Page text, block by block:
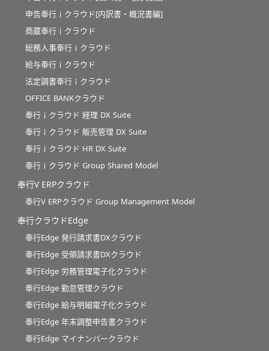
申告奉行ｉクラウド[内訳書・概況書編]
商蔵奉行ｉクラウド
総務人事奉行ｉクラウド
給与奉行ｉクラウド
法定調書奉行ｉクラウド
OFFICE BANKクラウド
奉行ｉクラウド 経理 DX Suite
奉行ｉクラウド 販売管理 DX Suite
奉行ｉクラウド HR DX Suite
奉行ｉクラウド Group Shared Model
奉行V ERPクラウド
奉行V ERPクラウド Group Management Model
奉行クラウドEdge
奉行Edge 発行請求書DXクラウド
奉行Edge 受領請求書DXクラウド
奉行Edge 労務管理電子化クラウド
奉行Edge 勤怠管理クラウド
奉行Edge 給与明細電子化クラウド
奉行Edge 年末調整申告書クラウド
奉行Edge マイナンバークラウド